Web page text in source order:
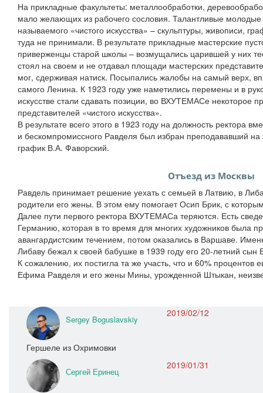
На прикладные факультеты: металлообработки,
мало желающих из рабочего сословия. Талантливые
называемого «чистого искусства» – скульптуры, живописи,
туда не принимали. В результате прикладные мастерские
приверженцы старой школы – возмущались царившей у них
стоял на своем и не отдавал площади мастерских
мог, сдерживая натиск. Посыпались жалобы на самый верх,
самого Ленина. К 1923 году уже наметились перемены и в
искусстве стали сдавать позиции, во ВХУТЕМАСе некоторое
представителей «чистого искусства».
В результате всего этого в 1923 году на должность ректора
и бескомпромиссного Равделя был избран преподававший
график В.А. Фаворский.
Отъезд из Москвы
Равдель принимает решение уехать с семьей в Латвию, в
родители его жены. В этом ему помогает Осип Брик, с
Далее пути первого ректора ВХУТЕМАСа теряются. Есть
Германию, которая в то время для многих художников была
авангардистским течением, потом оказались в Варшаве.
Либаву бежал к своей бабушке в 1939 году его 20-летний сын
К сожалению, их постигла та же участь, что и 60% процентов
Ефима Равделя и его жены Мины, урожденной Штыкан,
Sergey Boguslavskiy
2019/02/12
Гершеле из Охримовки
Сергей Еринец
2019/01/31